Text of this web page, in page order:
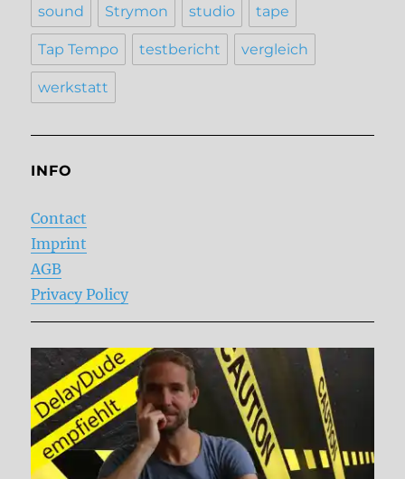
sound Strymon studio tape
Tap Tempo testbericht vergleich
werkstatt
INFO
Contact
Imprint
AGB
Privacy Policy